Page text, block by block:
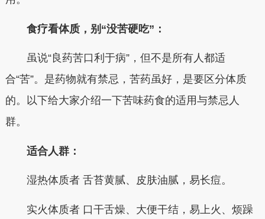
食疗看体质，别“没苦硬吃”：
虽说“良药苦口利于病”，但不是所有人都适
合“苦”。是药物就有禁忌，苦药虽好，是要区分体质
的。以下给大家介绍一下苦味药食的适用与禁忌人
群。
适合人群：
湿热体质者 舌苔黄腻、皮肤油腻，易长痘。
实火体质者 口干舌燥、大便干结，易上火、烦躁